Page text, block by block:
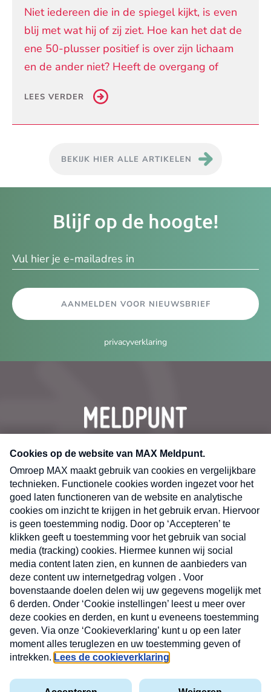
Niet iedereen die in de spiegel kijkt, is even
blij met wat hij of zij ziet. Hoe kan het dat de
ene 50-plusser positief is over zijn lichaam
en de ander niet? Heeft de overgang of
LEES VERDER
BEKIJK HIER ALLE ARTIKELEN
Blijf op de hoogte!
AANMELDEN VOOR NIEUWSBRIEF
privacyverklaring
CONTACT
Volg ons op
MAX
Cookieverklaring
Kwetsbaarheid
X
Nieuwsbrief
Neem hier een gratis abonnement op de MAX
Consumenten nieuwsbrief. Elke maandag en
donderdag in uw mailbox.